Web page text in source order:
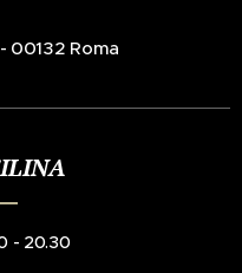
00132 Roma
- 20.30